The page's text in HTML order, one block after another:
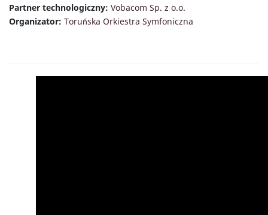
Partner technologiczny: Vobacom Sp. z o.o.
Organizator: Toruńska Orkiestra Symfoniczna